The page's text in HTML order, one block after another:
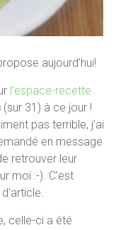
aujourd’hui!
l’espace-recette
(sur 31) à ce jour !
pas terrible, j’ai
en message
retrouver leur
moi :-). C’est
celle-ci a été